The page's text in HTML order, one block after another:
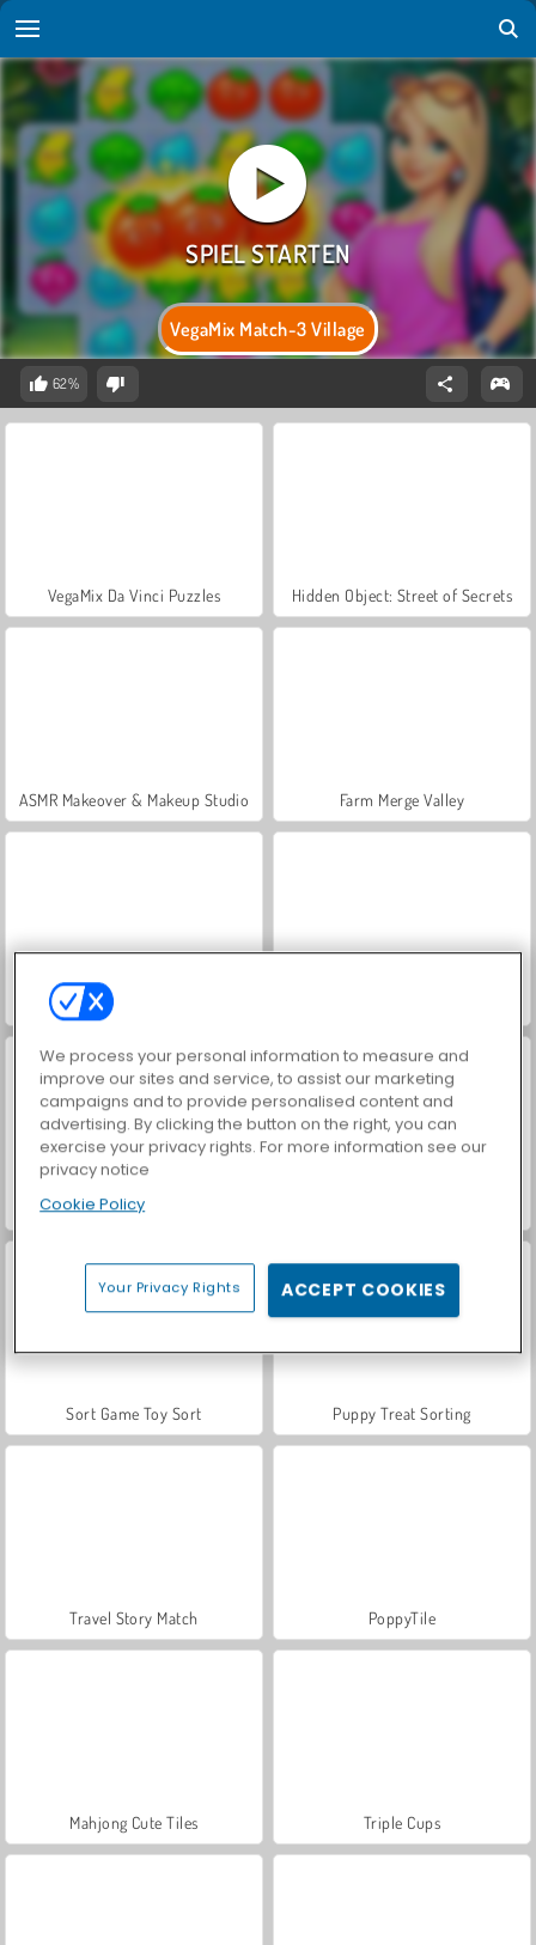
VegaMix Match-3 Village
62%
VegaMix Da Vinci Puzzles Hidden Object: Street of Secrets
ASMR Makeover & Makeup Studio Farm Merge Valley
Let's Fish!
Pyramidz
Sort Game Toy Sort Puppy Treat Sorting
Travel Story Match PoppyTile
Mahjong Cute Tiles Triple Cups
We process your personal information to measure and
improve our sites and service, to assist our marketing
campaigns and to provide personalised content and
advertising. By clicking the button on the right, you can
exercise your privacy rights. For more information see our
privacy notice
Cookie Policy
Your Privacy Rights ACCEPT COOKIES